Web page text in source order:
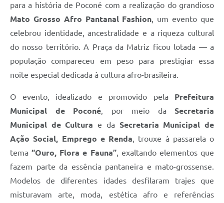
para a história de Poconé com a realização do grandioso
Mato Grosso Afro Pantanal Fashion, um evento que
celebrou identidade, ancestralidade e a riqueza cultural
do nosso território. A Praça da Matriz ficou lotada — a
população compareceu em peso para prestigiar essa
noite especial dedicada à cultura afro-brasileira.
O evento, idealizado e promovido pela Prefeitura
Municipal de Poconé, por meio da Secretaria
Municipal de Cultura e da Secretaria Municipal de
Ação Social, Emprego e Renda, trouxe à passarela o
tema“Ouro, Flora e Fauna”, exaltando elementos que
fazem parte da essência pantaneira e mato-grossense.
Modelos de diferentes idades desfilaram trajes que
misturavam arte, moda, estética afro e referências